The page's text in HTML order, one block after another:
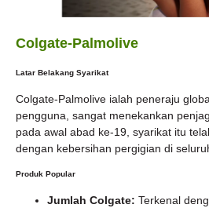
Colgate-Palmolive
Latar Belakang Syarikat
Colgate-Palmolive ialah peneraju
pengguna, sangat menekankan
pada awal abad ke-19, syarikat itu
dengan kebersihan pergigian di
Produk Popular
Jumlah Colgate: Terkenal